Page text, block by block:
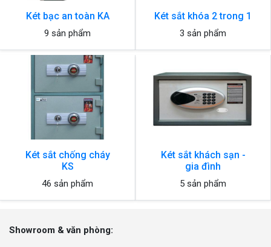
Két bạc an toàn KA
9 sản phẩm
Két sắt khóa 2 trong 1
3 sản phẩm
Két sắt chống cháy
KS
46 sản phẩm
Két sắt khách sạn -
gia đình
5 sản phẩm
Showroom & văn phòng: